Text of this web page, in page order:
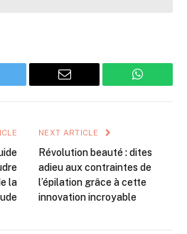
Email
la
NEXT ARTICLE
Révolution beauté : dites
adieu aux contraintes de
l’épilation grâce à cette
innovation incroyable